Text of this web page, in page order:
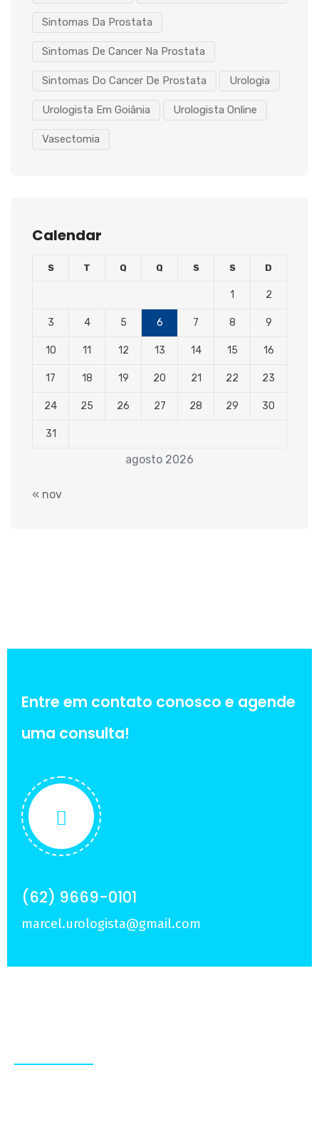
Sintomas Da Prostata
Sintomas De Cancer Na Prostata
Sintomas Do Cancer De Prostata Urologia
Urologista Em Goiânia Urologista Online
Vasectomia
Calendar
agosto 2026
S T Q Q S S D
1 2
3 4 5 6 7 8 9
10 11 12 13 14 15 16
17 18 19 20 21 22 23
24 25 26 27 28 29 30
31
« nov
Entre em contato conosco e agende
uma consulta!
(62) 9669-0101
marcel.urologista@gmail.com